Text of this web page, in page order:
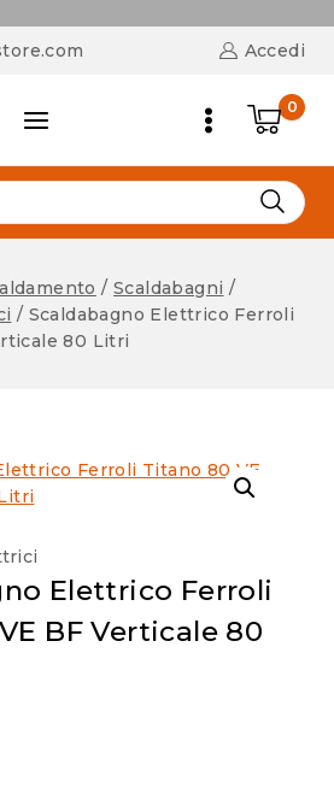
Accedi
0
/ Scaldabagni /
/ Scaldabagno Elettrico Ferroli
80 Litri
Elettrico Ferroli
BF Verticale 80